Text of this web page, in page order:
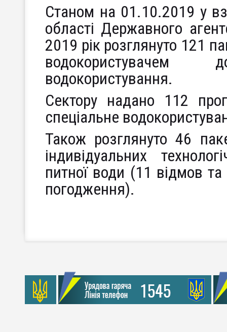
Станом на 01.10.2019 у
області Державного
2019 рік розглянуто 121
водокористування.
Сектору надано 112
спеціальне
Також розглянуто 46
індивідуальних
питної води (11 відмов
погодження).